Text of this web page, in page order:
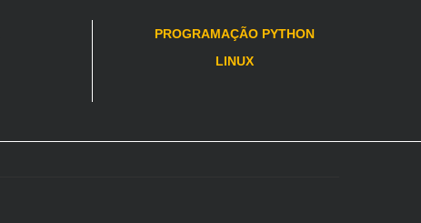
PROGRAMAÇÃO PYTHON
LINUX